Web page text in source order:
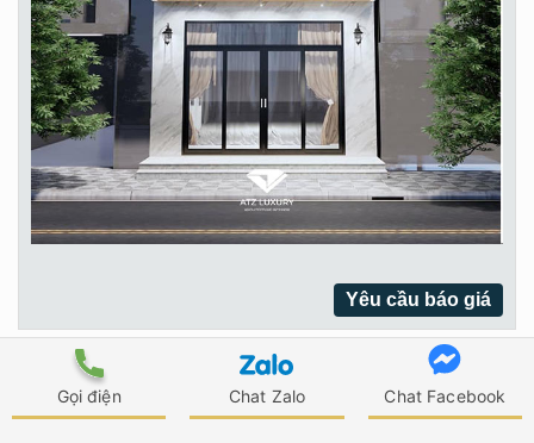
Gọi điện Chat Zalo Chat Facebook
Yêu cầu báo giá
Mẫu thiết kế hiện đại với tone màu trắng chủ đạo
Có lẽ, điểm nổi bật hút mắt nhất dành chomẫu